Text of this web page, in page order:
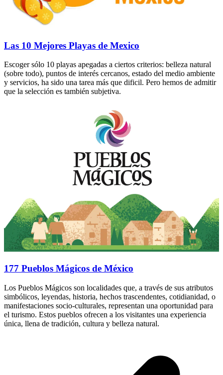
Las 10 Mejores Playas de Mexico
Escoger sólo 10 playas apegadas a ciertos criterios: belleza natural
(sobre todo), puntos de interés cercanos, estado del medio ambiente
y servicios, ha sido una tarea más que dificil. Pero hemos de admitir
que la selección es también subjetiva.
177 Pueblos Mágicos de México
Los Pueblos Mágicos son localidades que, a través de sus atributos
simbólicos, leyendas, historia, hechos trascendentes, cotidianidad, o
manifestaciones socio-culturales, representan una oportunidad para
el turismo. Estos pueblos ofrecen a los visitantes una experiencia
única, llena de tradición, cultura y belleza natural.